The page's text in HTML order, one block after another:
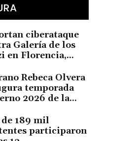
ciberataque
Galería de los
en Florencia,...
Rebeca Olvera
temporada
2026 de la...
de 189 mil
participaron